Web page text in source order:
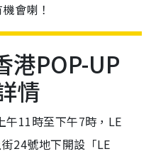
會喇！
港POP-UP
情
11時至下午7時，LE
24號地下開設「LE